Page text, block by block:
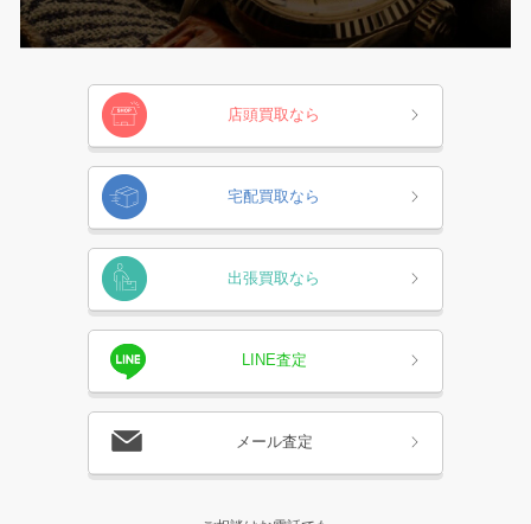
店頭買取なら
宅配買取なら
出張買取なら
LINE査定
メール査定